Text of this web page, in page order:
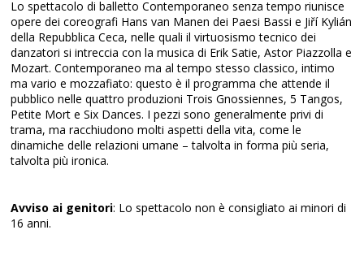
Lo spettacolo di balletto Contemporaneo senza tempo riunisce
opere dei coreografi Hans van Manen dei Paesi Bassi e Jiří Kylián
della Repubblica Ceca, nelle quali il virtuosismo tecnico dei
danzatori si intreccia con la musica di Erik Satie, Astor Piazzolla e
Mozart. Contemporaneo ma al tempo stesso classico, intimo
ma vario e mozzafiato: questo è il programma che attende il
pubblico nelle quattro produzioni Trois Gnossiennes, 5 Tangos,
Petite Mort e Six Dances. I pezzi sono generalmente privi di
trama, ma racchiudono molti aspetti della vita, come le
dinamiche delle relazioni umane – talvolta in forma più seria,
talvolta più ironica.
Avviso ai genitori: Lo spettacolo non è consigliato ai minori di
16 anni.